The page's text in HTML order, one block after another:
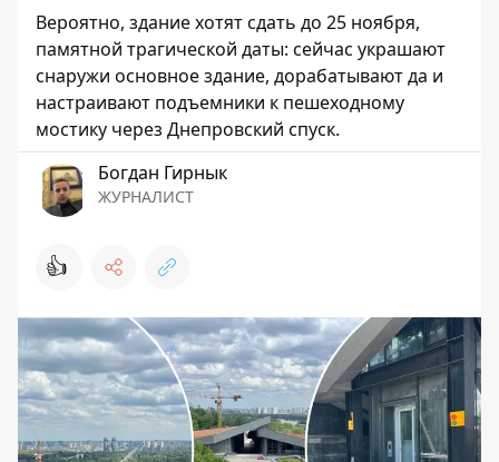
Вероятно, здание хотят сдать до 25 ноября,
памятной трагической даты: сейчас украшают
снаружи основное здание, дорабатывают да и
настраивают подъемники к пешеходному
мостику через Днепровский спуск.
Богдан Гирнык
ЖУРНАЛИСТ
👍